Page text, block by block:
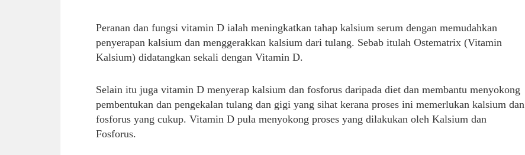
Peranan dan fungsi vitamin D ialah meningkatkan tahap kalsium serum dengan memudahkan
penyerapan kalsium dan menggerakkan kalsium dari tulang. Sebab itulah Ostematrix (Vitamin
Kalsium) didatangkan sekali dengan Vitamin D.
Selain itu juga vitamin D menyerap kalsium dan fosforus daripada diet dan membantu menyokong
pembentukan dan pengekalan tulang dan gigi yang sihat kerana proses ini memerlukan kalsium dan
fosforus yang cukup. Vitamin D pula menyokong proses yang dilakukan oleh Kalsium dan
Fosforus.